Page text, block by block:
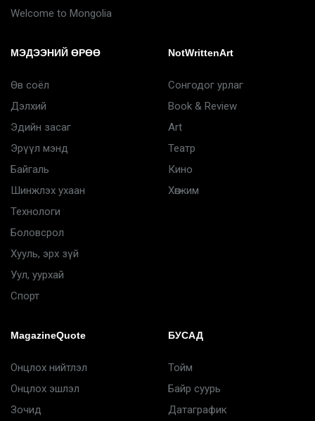
Welcome to Mongolia
МЭДЭЭНИЙ ӨРӨӨ
Өв соёл
Дэлхий
Эдийн засаг
Эрүүл мэнд
Байгаль
Шинжлэх ухаан
Технологи
Боловсрол
Хууль, эрх зүй
Уул, уурхай
Спорт
NotWrittenArt
Сонгодог урлаг
Book & Review
Art
Театр
Кино
Хөгжим
MagazineQuote
Онцлох нийтлэл
Онцлох эшлэл
Зочид
БУСАД
Тойм
Байр суурь
Датаграфик